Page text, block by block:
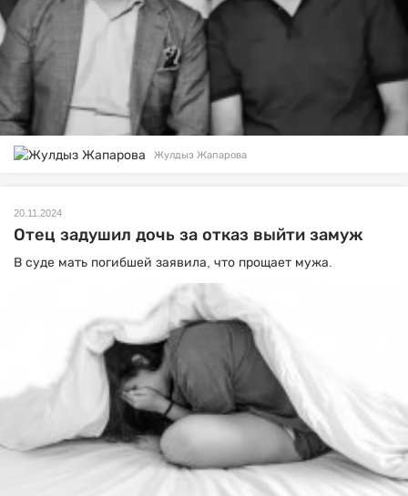
Жулдыз Жапарова
20.11.2024
Отец задушил дочь за отказ выйти замуж
В суде мать погибшей заявила, что прощает мужа.